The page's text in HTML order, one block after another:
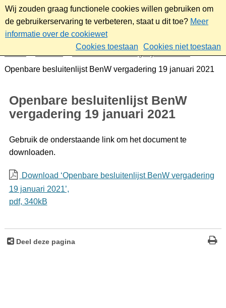
Wij zouden graag functionele cookies willen gebruiken om
de gebruikerservaring te verbeteren, staat u dit toe? Meer
informatie over de cookiewet
Cookies toestaan
Cookies niet toestaan
Gemeenteraad/Dagelijks bestuur
Openbare besluitenlijst BenW vergadering 19 januari 2021
Openbare besluitenlijst BenW
vergadering 19 januari 2021
Gebruik de onderstaande link om het document te
downloaden.
Download ‘Openbare besluitenlijst BenW vergadering
19 januari 2021’,
pdf, 340kB
Deel deze pagina